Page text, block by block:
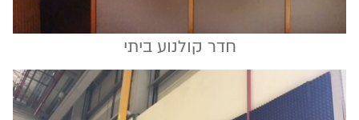
חדר קולנוע ביתי